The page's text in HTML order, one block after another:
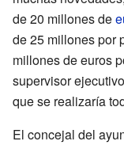
de 20 millones de
de 25 millones por
millones de euros
supervisor
que se realizaría
El concejal del